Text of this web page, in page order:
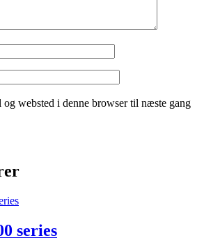
websted i denne browser til næste gang
series